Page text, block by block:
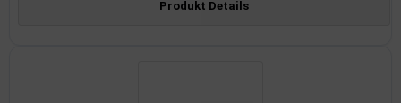
Produkt Details